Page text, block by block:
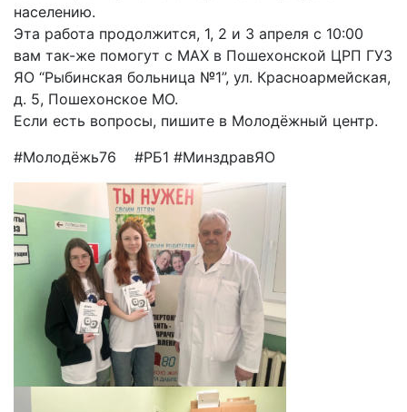
населению.
Эта работа продолжится, 1, 2 и 3 апреля с 10:00
вам так-же помогут с MAX в Пошехонской ЦРП ГУЗ
ЯО “Рыбинская больница №1”, ул. Красноармейская,
д. 5, Пошехонское МО.
Если есть вопросы, пишите в Молодёжный центр.
#Молодёжь76 #РБ1 #МинздравЯО